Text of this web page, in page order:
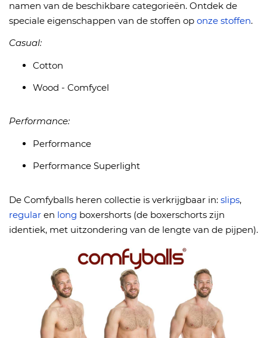
namen van de beschikbare categorieën. Ontdek de
speciale eigenschappen van de stoffen op onze stoffen.
Casual:
Cotton
Wood - Comfycel
Performance:
Performance
Performance Superlight
De Comfyballs heren collectie is verkrijgbaar in: slips,
regular en long boxershorts (de boxerschorts zijn
identiek, met uitzondering van de lengte van de pijpen).